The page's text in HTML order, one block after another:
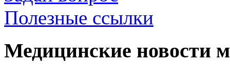
Полезные ссылки
Медицинские новости